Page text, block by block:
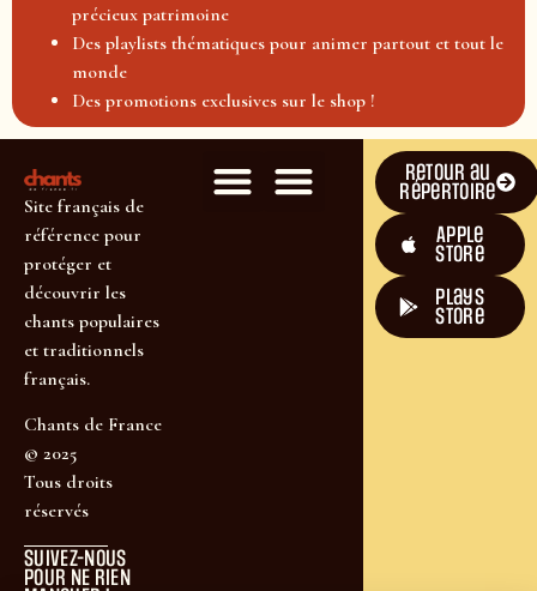
précieux patrimoine
Des playlists thématiques pour animer partout et tout le
monde
Des promotions exclusives sur le shop !
Site français de
référence pour
protéger et
découvrir les
chants populaires
et traditionnels
français.
Chants de France
© 2025
Tous droits
réservés
SUIVEZ-NOUS
POUR NE RIEN
Retour au
répertoire
Apple
Store
plays
store